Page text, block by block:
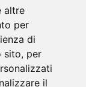
altre
per
di
sito, per
il